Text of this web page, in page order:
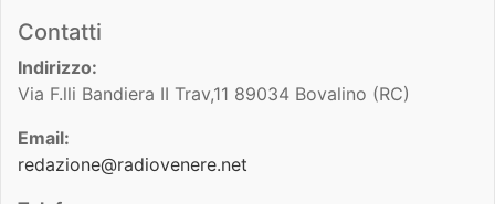
Contatti
Indirizzo:
Via F.lli Bandiera II Trav,11 89034 Bovalino (RC)
Email:
redazione@radiovenere.net